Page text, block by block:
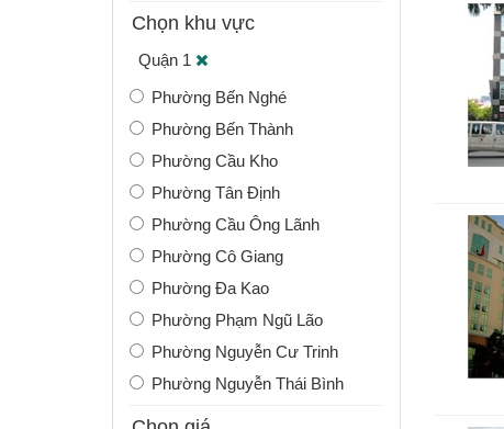
Chọn khu vực
Quận 1
Phường Bến Nghé
Phường Bến Thành
Phường Cầu Kho
Phường Tân Định
Phường Cầu Ông Lãnh
Phường Cô Giang
Phường Đa Kao
Phường Phạm Ngũ Lão
Phường Nguyễn Cư Trinh
Phường Nguyễn Thái Bình
Phường Bình An